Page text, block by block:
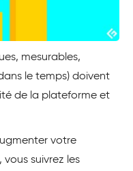
mesurables,
le temps) doivent
de la plateforme et
votre
suivrez les